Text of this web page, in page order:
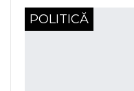
POLITICĂ